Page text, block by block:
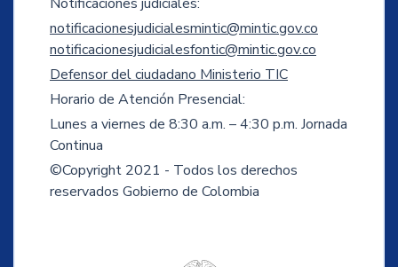
notificacionesjudicialesmintic@mintic.gov.co
notificacionesjudicialesfontic@mintic.gov.co
Defensor del ciudadano Ministerio TIC
Horario de Atención Presencial:
Lunes a viernes de 8:30 a.m. – 4:30 p.m. Jornada
Continua
©Copyright 2021 - Todos los derechos
reservados Gobierno de Colombia